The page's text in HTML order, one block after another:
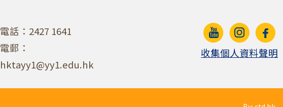
電話：2427 1641
電郵：
hktayy1@yy1.edu.hk
收集個人資料聲明